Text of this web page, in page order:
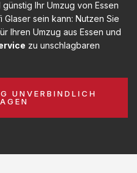
Ihr Umzug von Essen
sein kann: Nutzen Sie
Ihren Umzug aus Essen und
zu unschlagbaren
UNVERBINDLICH